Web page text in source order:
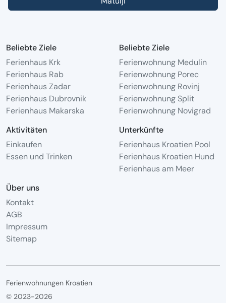
Beliebte Ziele
Ferienhaus Krk
Ferienhaus Rab
Ferienhaus Zadar
Ferienhaus Dubrovnik
Ferienhaus Makarska
Beliebte Ziele
Ferienwohnung Medulin
Ferienwohnung Porec
Ferienwohnung Rovinj
Ferienwohnung Split
Ferienwohnung Novigrad
Aktivitäten
Einkaufen
Essen und Trinken
Unterkünfte
Ferienhaus Kroatien Pool
Ferienhaus Kroatien Hund
Ferienhaus am Meer
Über uns
Kontakt
AGB
Impressum
Sitemap
Ferienwohnungen Kroatien
© 2023-2026